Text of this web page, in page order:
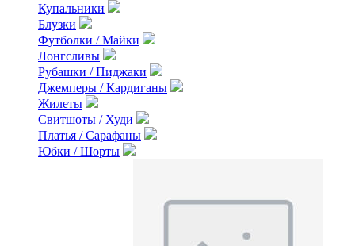
Купальники
Блузки
Футболки / Майки
Лонгсливы
Рубашки / Пиджаки
Джемперы / Кардиганы
Жилеты
Свитшоты / Худи
Платья / Сарафаны
Юбки / Шорты